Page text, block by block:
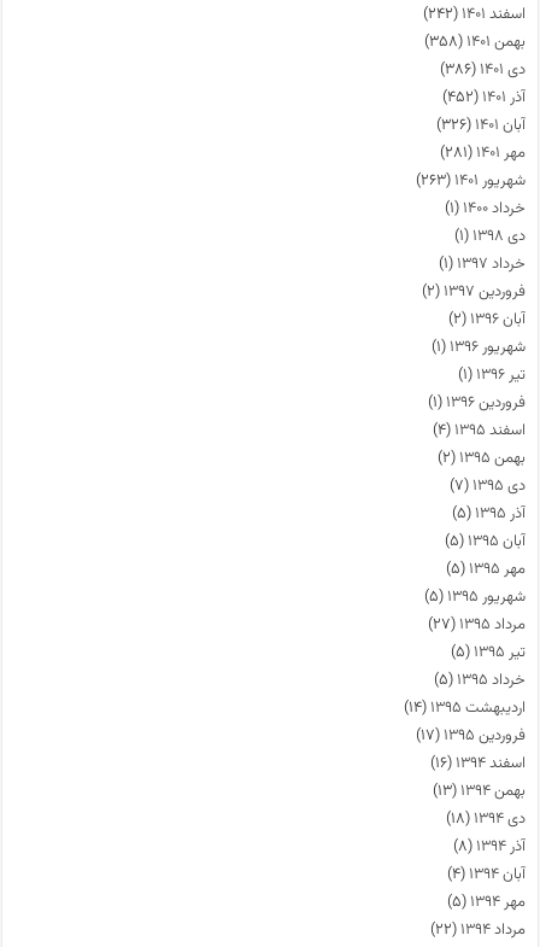
اسفند ۱۴۰۱
(۲۴۲)
بهمن ۱۴۰۱
(۳۵۸)
دی ۱۴۰۱
(۳۸۶)
آذر ۱۴۰۱
(۴۵۲)
آبان ۱۴۰۱
(۳۲۶)
مهر ۱۴۰۱
(۲۸۱)
شهریور ۱۴۰۱
(۲۶۳)
خرداد ۱۴۰۰
(۱)
دی ۱۳۹۸
(۱)
خرداد ۱۳۹۷
(۱)
فروردین ۱۳۹۷
(۲)
آبان ۱۳۹۶
(۲)
شهریور ۱۳۹۶
(۱)
تیر ۱۳۹۶
(۱)
فروردین ۱۳۹۶
(۱)
اسفند ۱۳۹۵
(۴)
بهمن ۱۳۹۵
(۲)
دی ۱۳۹۵
(۷)
آذر ۱۳۹۵
(۵)
آبان ۱۳۹۵
(۵)
مهر ۱۳۹۵
(۵)
شهریور ۱۳۹۵
(۵)
مرداد ۱۳۹۵
(۲۷)
تیر ۱۳۹۵
(۵)
خرداد ۱۳۹۵
(۵)
اردیبهشت ۱۳۹۵
(۱۴)
فروردین ۱۳۹۵
(۱۷)
اسفند ۱۳۹۴
(۱۶)
بهمن ۱۳۹۴
(۱۳)
دی ۱۳۹۴
(۱۸)
آذر ۱۳۹۴
(۸)
آبان ۱۳۹۴
(۴)
مهر ۱۳۹۴
(۵)
مرداد ۱۳۹۴
(۲۲)